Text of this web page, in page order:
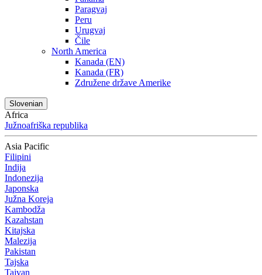
Paragvaj
Peru
Urugvaj
Čile
North America
Kanada (EN)
Kanada (FR)
Združene države Amerike
Slovenian
Africa
Južnoafriška republika
Asia Pacific
Filipini
Indija
Indonezija
Japonska
Južna Koreja
Kambodža
Kazahstan
Kitajska
Malezija
Pakistan
Tajska
Tajvan